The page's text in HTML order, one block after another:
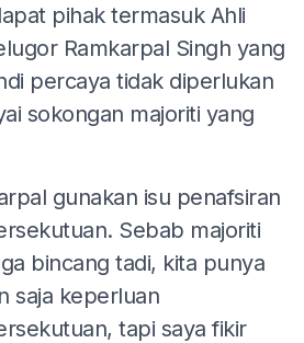
pihak termasuk Ahli
Ramkarpal Singh yang
percaya tidak diperlukan
sokongan majoriti yang
gunakan isu penafsiran
Sebab majoriti
bincang tadi, kita punya
saja keperluan
tapi saya fikir